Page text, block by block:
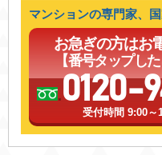
マンションの専門家、
お急ぎの方はお
【番号タップし
0120-
受付時間 9:00～